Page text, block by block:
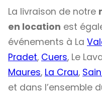
La livraison de notre
en location est
événements à La
Pradet, Cuers, Le
Maures, La Crau,
et dans l’ensemble